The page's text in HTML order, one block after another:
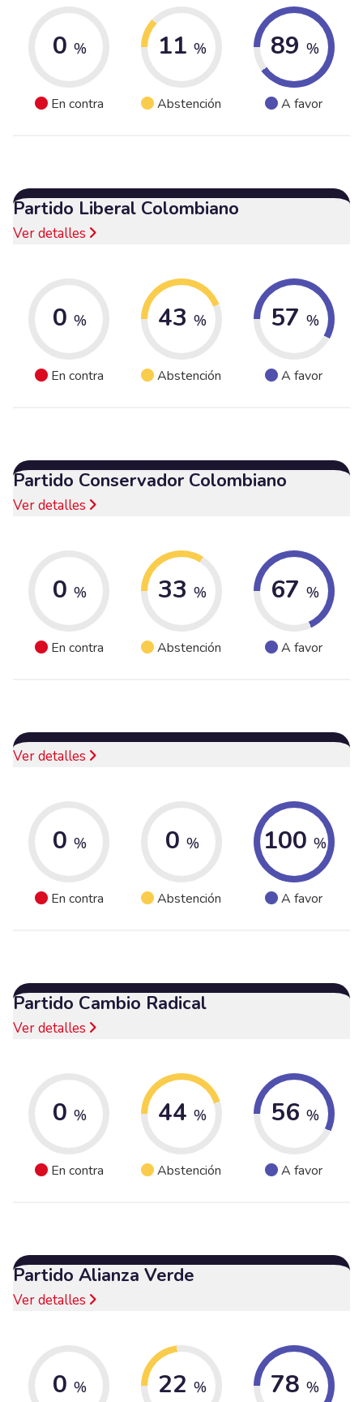
0 %
En contra
11 %
Abstención
89 %
A favor
Partido Liberal Colombiano
Ver detalles
0 %
En contra
43 %
Abstención
57 %
A favor
Partido Conservador Colombiano
Ver detalles
0 %
En contra
33 %
Abstención
67 %
A favor
Ver detalles
0 %
En contra
0 %
Abstención
100 %
A favor
Partido Cambio Radical
Ver detalles
0 %
En contra
44 %
Abstención
56 %
A favor
Partido Alianza Verde
Ver detalles
0 % 22 % 78 %